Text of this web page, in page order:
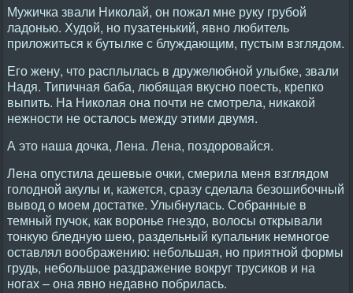
Мужичка звали Николай, он пожал мне руку грубой
ладонью. Худой, но пузатенький, явно любитель
приложиться к бутылке с блуждающим, пустым взглядом.
Его жену, что расплылась в дружелюбной улыбке, звали
Надя. Типичная баба, любящая вкусно поесть, крепко
выпить. На Николая она почти не смотрела, никакой
нежности не осталось между этими двумя.
А это наша дочка, Лена. Лена, поздоровайся.
Лена опустила дешевые очки, смерила меня взглядом
голодной акулы и, кажется, сразу сделала безошибочный
вывод о моем достатке. Улыбнулась. Собранные в
темный пучок, как воронье гнездо, волосы открывали
тонкую бледную шею, раздельный купальник немногое
оставлял воображению: небольшая, но приятной формы
грудь, небольшое раздражение вокруг трусиков и на
ногах – она явно недавно побрилась.